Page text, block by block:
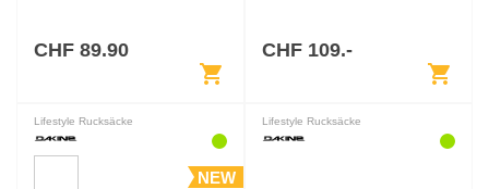
CHF 89.90
shopping_cart
CHF 109.-
shopping_cart
Lifestyle Rucksäcke
NEW
Lifestyle Rucksäcke